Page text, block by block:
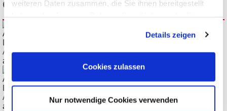
weiteren Daten zusammen, die Sie ihnen bereitgestellt
Details zeigen
Cookies zulassen
Nur notwendige Cookies verwenden
Dx000AERB Keysight InfiniiVision Software-Paket für
Aerospace und Defense
ab € 2.006,34
Dx000AUTB Keysight InfiniiVision Software-Paket für
Automotive-Anwendungen
ab € 714,00